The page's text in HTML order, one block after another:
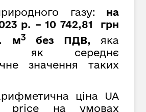
газу: на
р. – 10 742,81 грн
м3 без ПДВ, яка
як середнє
значення таких
ціна UA
price на умовах